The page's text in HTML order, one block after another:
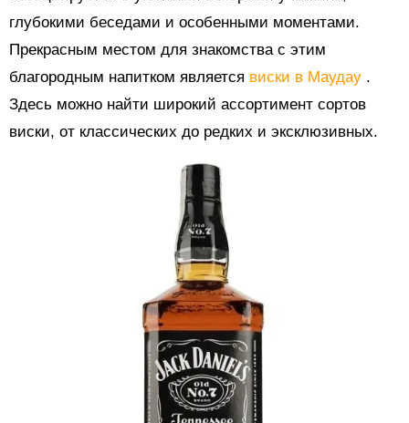
глубокими беседами и особенными моментами.
Прекрасным местом для знакомства с этим
благородным напитком является виски в Маудау .
Здесь можно найти широкий ассортимент сортов
виски, от классических до редких и эксклюзивных.